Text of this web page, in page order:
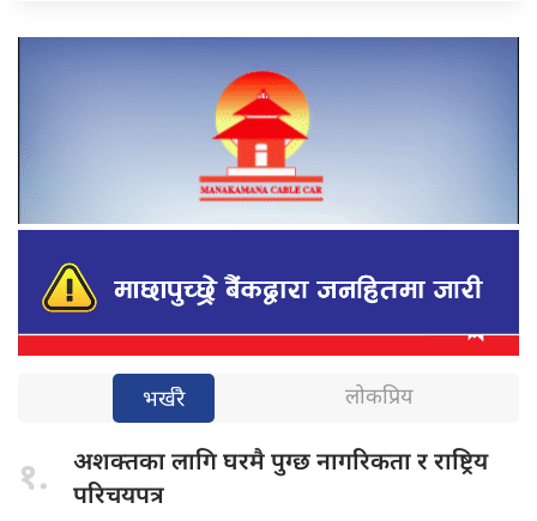
भर्खरै लोकप्रिय
१. अशक्तका लागिघरमै पुग्छ नागरिकता र राष्ट्रिय
परिचयपत्र